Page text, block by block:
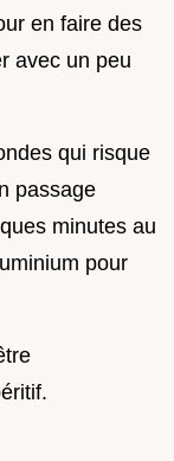
en faire des
avec un peu
qui risque
passage
minutes au
pour